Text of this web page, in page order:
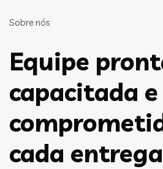
Sobre nós
Equipe
capacitada e
cada entrega